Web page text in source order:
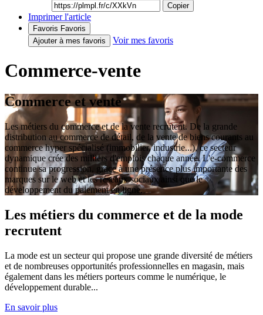
Copier
Imprimer l'article
Favoris Favoris
Ajouter à mes favoris
Voir mes favoris
Commerce-vente
Commerce et vente
Les métiers du commerce et de la vente recrutent. De la grande
distribution au commerce de détail, de la vente de biens courants au
commerce hyper spécialisé (immobilier, industrie...), ce secteur
dynamique crée des milliers d'emplois chaque année. L'e-commerce
continue sa progression, grâce à une présence plus importante des
marques sur le web et les réseaux sociaux ainsi que le
développement du paiement en ligne.
Les métiers du commerce et de la mode
recrutent
La mode est un secteur qui propose une grande diversité de métiers
et de nombreuses opportunités professionnelles en magasin, mais
également dans les métiers porteurs comme le numérique, le
développement durable...
En savoir plus